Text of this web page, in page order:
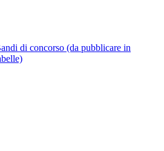
di concorso (da pubblicare in